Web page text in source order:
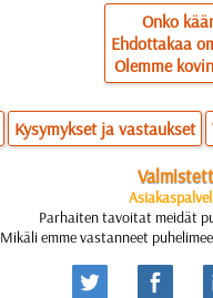
Onko
Ehdottakaa
Olemme
Kysymykset ja vastaukset
Parhaiten tavoitat meidät
Mikäli emme vastanneet